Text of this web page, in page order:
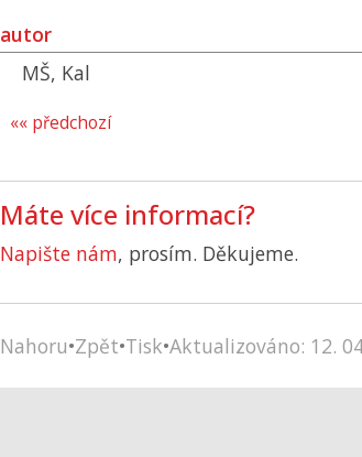
autor
MŠ, Kal
«« předchozí
Máte více informací?
Napište nám, prosím. Děkujeme.
Nahoru•Zpět•Tisk•Aktualizováno: 12.